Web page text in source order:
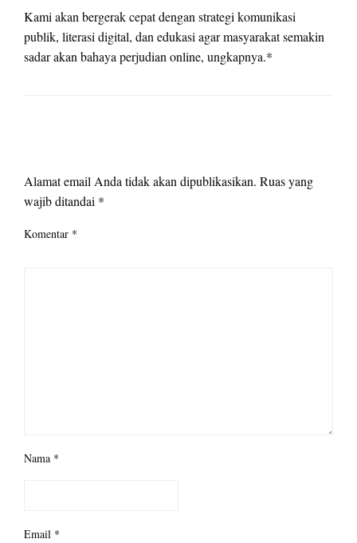
Kami akan bergerak cepat dengan strategi komunikasi
publik, literasi digital, dan edukasi agar masyarakat semakin
sadar akan bahaya perjudian online, ungkapnya.*
Alamat email Anda tidak akan dipublikasikan. Ruas yang
wajib ditandai *
Komentar *
Nama *
Email *